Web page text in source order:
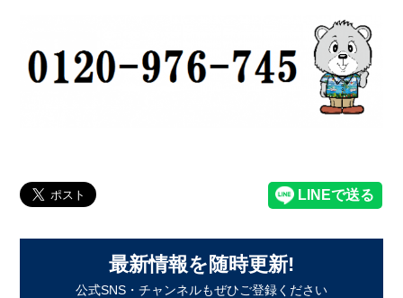
最新情報を随時更新!
公式SNS・チャンネルもぜひご登録ください